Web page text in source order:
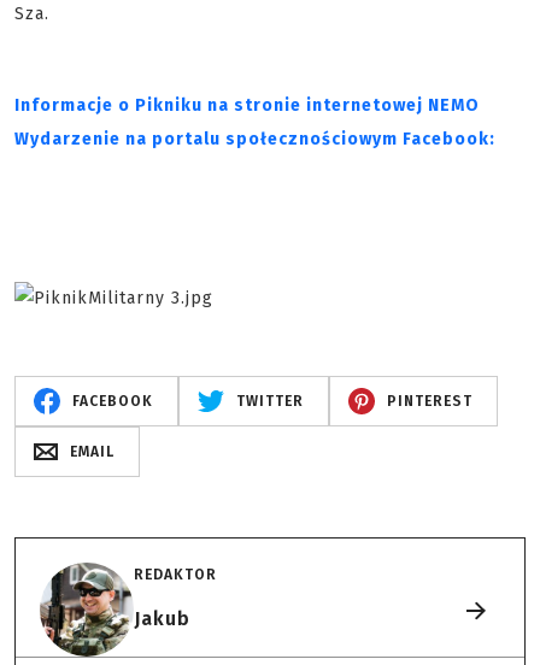
Sza.
Informacje o Pikniku na stronie internetowej NEMO
Wydarzenie na portalu społecznościowym Facebook:
FACEBOOK TWITTER PINTEREST
EMAIL
REDAKTOR
Jakub